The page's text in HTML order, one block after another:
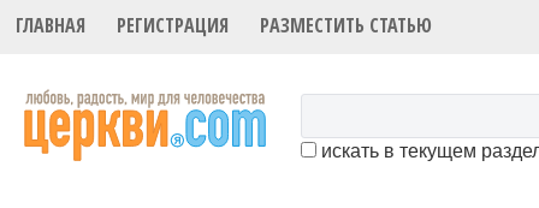
ГЛАВНАЯ РЕГИСТРАЦИЯ РАЗМЕСТИТЬ СТАТЬЮ
искать в текущем